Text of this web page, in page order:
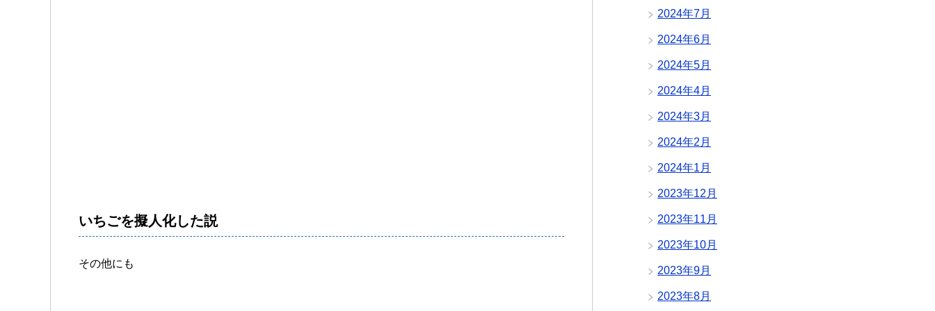
いちごを擬人化した説
その他にも
2024年7月
2024年6月
2024年5月
2024年4月
2024年3月
2024年2月
2024年1月
2023年12月
2023年11月
2023年10月
2023年9月
2023年8月